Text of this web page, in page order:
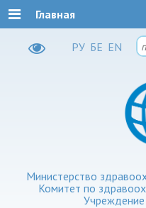
РУ БЕ EN
Министерство
Комитет по
Учреждение
Главная